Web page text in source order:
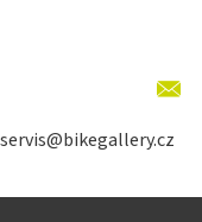
servis@bikegallery.cz